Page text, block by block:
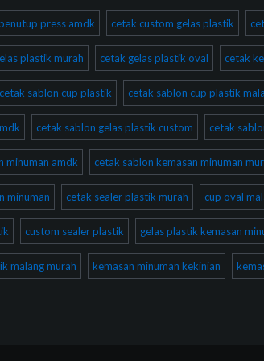
press amdk cetak custom gelas plastik
plastik murah cetak gelas plastik oval cetak
cetak sablon cup plastik cetak sablon cup plastik
cetak sablon gelas plastik custom cetak
minuman amdk cetak sablon kemasan minuman
minuman cetak sealer plastik murah cup oval
custom sealer plastik gelas plastik kemasan
malang murah kemasan minuman kekinian